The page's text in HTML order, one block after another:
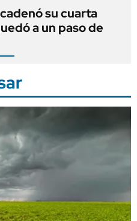
su cuarta
a un paso de